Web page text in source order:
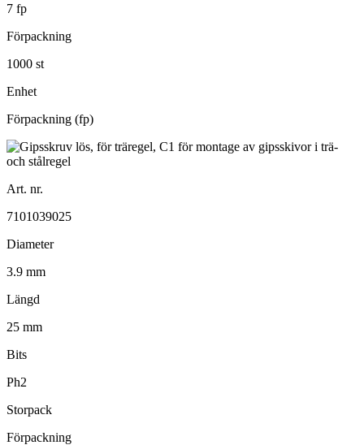
7 fp
Förpackning
1000 st
Enhet
Förpackning (fp)
Art. nr.
7101039025
Diameter
3.9 mm
Längd
25 mm
Bits
Ph2
Storpack
Förpackning